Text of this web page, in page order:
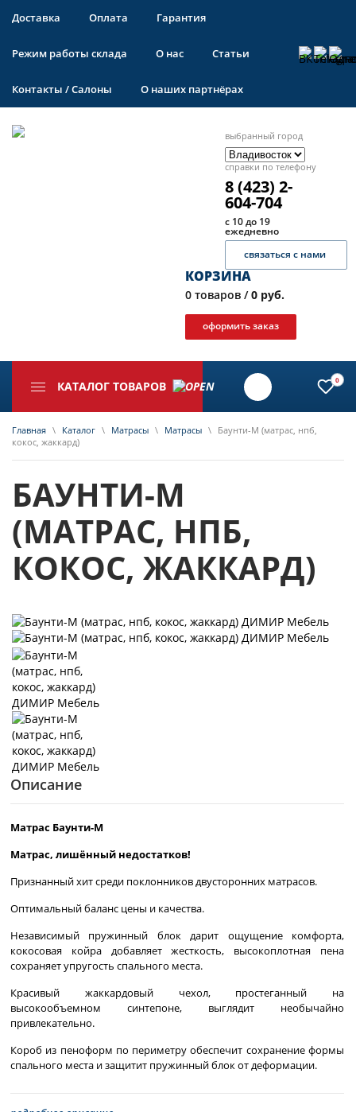
Доставка Оплата Гарантия
Режим работы склада О нас Статьи
Контакты / Салоны О наших партнёрах
выбранный город
справки по телефону
8 (423) 2-
604-704
с 10 до 19
ежедневно
связаться с нами
КОРЗИНА
0 товаров / 0 руб.
оформить заказ
КАТАЛОГ ТОВАРОВ 0
Главная \ Каталог \ Матрасы \ Матрасы \ Баунти-М (матрас, нпб,
кокос, жаккард)
БАУНТИ-М
(МАТРАС, НПБ,
КОКОС, ЖАККАРД)
Описание
Матрас Баунти-М
Матрас, лишённый недостатков!
Признанный хит среди поклонников двусторонних матрасов.
Оптимальный баланс цены и качества.
Независимый пружинный блок дарит ощущение комфорта,
кокосовая койра добавляет жесткость, высокоплотная пена
сохраняет упругость спального места.
Красивый жаккардовый чехол, простеганный на
высокообъемном синтепоне, выглядит необычайно
привлекательно.
Короб из пеноформ по периметру обеспечит сохранение формы
спального места и защитит пружинный блок от деформации.